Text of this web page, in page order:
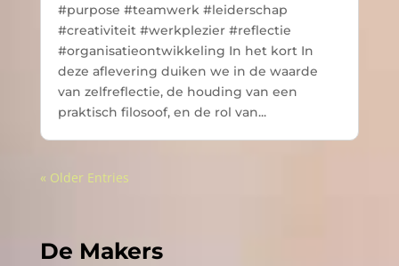
#purpose #teamwerk #leiderschap
#creativiteit #werkplezier #reflectie
#organisatieontwikkeling In het kort In
deze aflevering duiken we in de waarde
van zelfreflectie, de houding van een
praktisch filosoof, en de rol van...
« Older Entries
De Makers